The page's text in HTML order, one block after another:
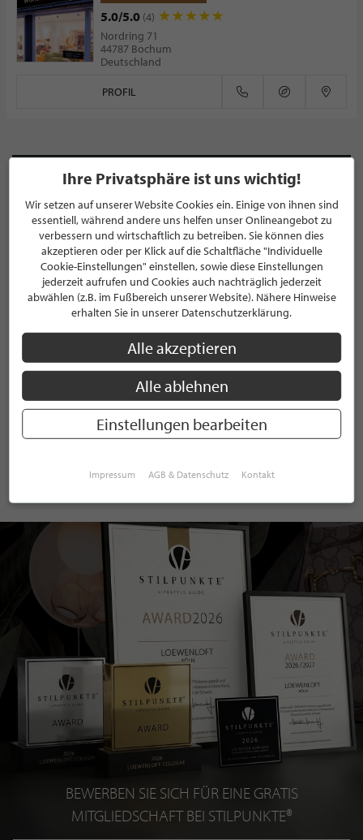
5.0/5.0 (4)
Nordring 71
44787 Bochum
Deutschland
PROFIL
NEWSLETTER
Bleiben Sie immer UP TO DATE! Melden Sie sich jetzt für
unseren STILPUNKTE®-Newsletter an und profitieren Sie
von exklusivenNeuigkeiten, TrendsundAngeboten
Mit der Anmeldung für unseren Newsletter stimmen Sie
unserenDatenschutzbestimmungenzu. EineAbmeldung
ist jederzeit möglich.
ANMELDEN
Mit der Anmeldung an unserem Newsletter stimmen Sie unseren
BEWERBEN SIE SICH FÜR EINE GRATIS
MITGLIEDSCHAFT BEI STILPUNKTE®
Ihre Privatsphäre ist uns wichtig!
Wir setzen auf unserer Website Cookies ein. Einige von ihnen sind
essentiell, während andere uns helfen unser Onlineangebot zu
verbessern und wirtschaftlich zu betreiben. Sie können dies
akzeptieren oder per Klick auf die Schaltfläche "Individuelle
Cookie-Einstellungen" einstellen, sowie diese Einstellungen
jederzeit aufrufen und Cookies auch nachträglich jederzeit
abwählen (z.B. im Fußbereich unserer Website). Nähere Hinweise
erhalten Sie in unserer Datenschutzerklärung.
Alle akzeptieren
Alle ablehnen
Einstellungen bearbeiten
Impressum AGB & Datenschutz Kontakt